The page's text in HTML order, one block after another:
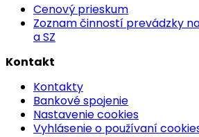
Cenový prieskum
Zoznam činností prevádzky
a SZ
Kontakt
Kontakty
Bankové spojenie
Nastavenie cookies
Vyhlásenie o používaní